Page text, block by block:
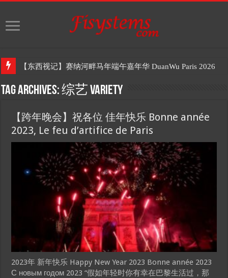
【东西视记】赛纳河畔马年端午嘉年华 DuanWu Paris 2026
Tag Archives:综艺 Variety
【跨年晚会】祝各位 佳年快乐 Bonne année
2023, Le feu d’artifice de Paris
2023年 新年快乐 Happy New Year 2023 Bonne année 2023
С новым годом 2023 “假如年轻时你有幸在巴黎生活过，那